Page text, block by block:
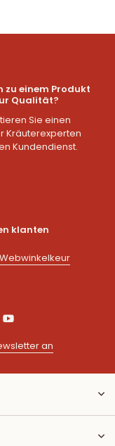
zu einem Produkt
Qualität?
Sie einen
Kräuterexperten
Kundendienst.
klanten
Webwinkelkeur
an